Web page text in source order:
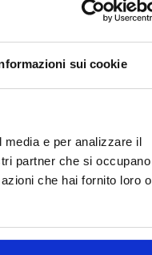
sui cookie
e per analizzare il
partner che si occupano
che hai fornito loro o